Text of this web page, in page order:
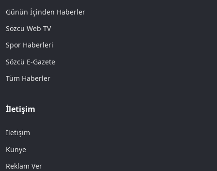
Günün İçinden Haberler
Sözcü Web TV
Spor Haberleri
Sözcü E-Gazete
Tüm Haberler
İletişim
İletişim
Künye
Reklam Ver